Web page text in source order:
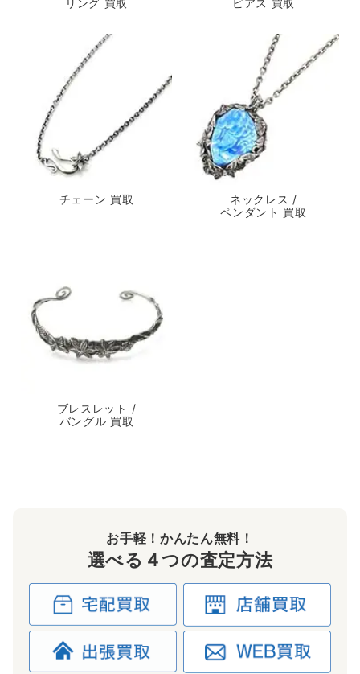
プレイフォー 買取 別注 買取
リング 買取 ピアス 買取
チェーン 買取
ネックレス /
ペンダント 買取
ブレスレット /
バングル 買取
お手軽！かんたん無料！
選べる４つの査定方法